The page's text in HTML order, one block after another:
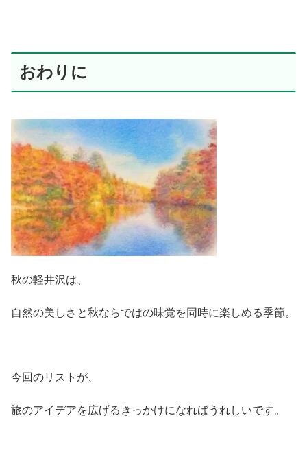
おわりに
秋の軽井沢は、
自然の美しさと秋ならではの味覚を同時に楽しめる季節。
今回のリストが、
旅のアイデアを広げるきっかけになればうれしいです。